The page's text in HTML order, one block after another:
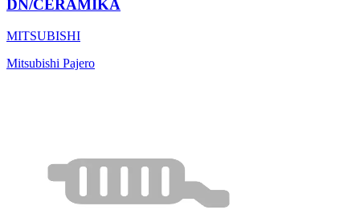
DN/CERAMIKA
MITSUBISHI
Mitsubishi Pajero